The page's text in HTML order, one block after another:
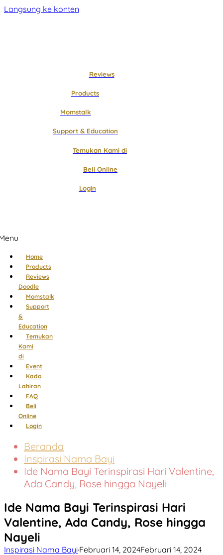
Langsung ke konten
Reviews
Products
Momstalk
Support & Education
Temukan Kami di
Beli Online
Login
Home
Products
Reviews
Doodle
Momstalk
Support
&
Education
Temukan
Kami
di
Event
Kado
Lahiran
FAQ
Beli
Online
Login
Beranda
Inspirasi Nama Bayi
Ide Nama Bayi Terinspirasi Hari Valentine,
Ada Candy, Rose hingga Nayeli
Ide Nama Bayi Terinspirasi Hari
Valentine, Ada Candy, Rose hingga
Nayeli
Inspirasi Nama Bayi·Februari 14, 2024Februari 14, 2024